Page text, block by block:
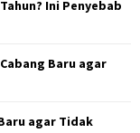
Ini Penyebab
Baru agar
agar Tidak